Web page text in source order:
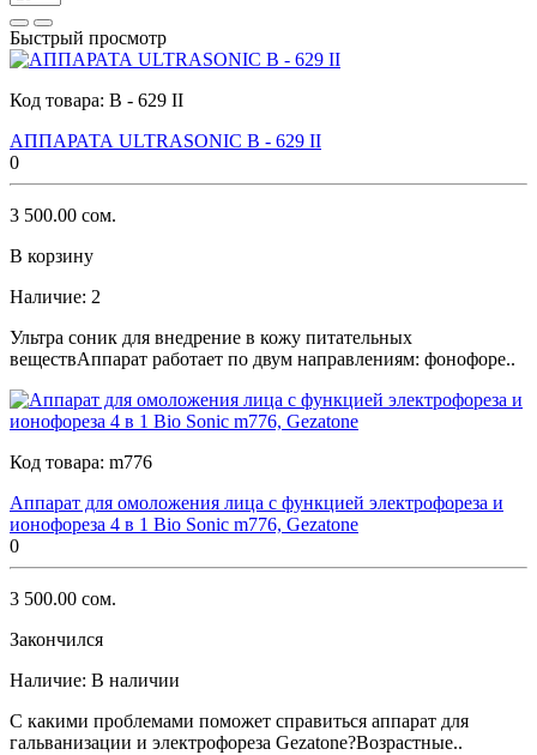
Быстрый просмотр
Код товара: В - 629 II
АППАРАТА ULTRASONIC В - 629 II
0
3 500.00 сом.
В корзину
Наличие: 2
Ультра соник для внедрение в кожу питательных
веществАппарат работает по двум направлениям: фонофоре..
Код товара: m776
Аппарат для омоложения лица с функцией электрофореза и
ионофореза 4 в 1 Bio Sonic m776, Gezatone
0
3 500.00 сом.
Закончился
Наличие: В наличии
С какими проблемами поможет справиться аппарат для
гальванизации и электрофореза Gezatone?Возрастные..